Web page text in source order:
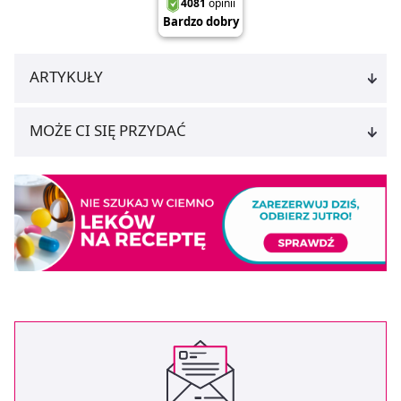
ARTYKUŁY
MOŻE CI SIĘ PRZYDAĆ